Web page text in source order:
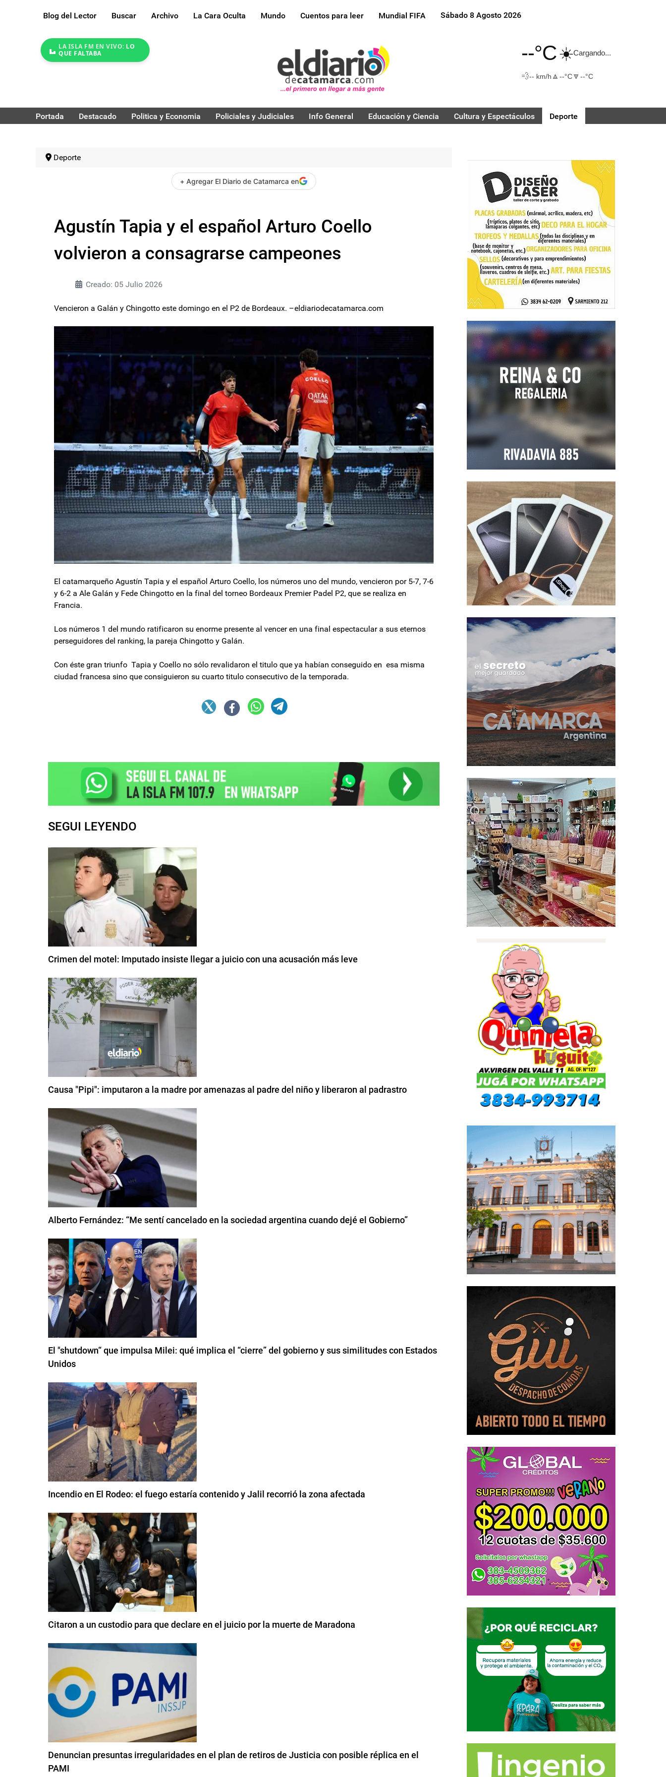
Blog del Lector Buscar Archivo La Cara Oculta Mundo Cuentos para leer Mundial FIFA Sábado 8 Agosto 2026
LA ISLA FM EN VIVO: LO
QUE FALTABA
--°C☀️Cargando...
💨-- km/h 🔼 --°C🔽 --°C
Portada Destacado Politica y Economia Policiales y Judiciales Info General Educación y Ciencia Cultura y Espectáculos Deporte
Deporte
+ Agregar El Diario de Catamarca en
Agustín Tapia y el español Arturo Coello
volvieron a consagrarse campeones
Creado: 05 Julio 2026
Vencieron a Galán y Chingotto este domingo en el P2 de Bordeaux. –eldiariodecatamarca.com
El catamarqueño Agustín Tapia y el español Arturo Coello, los números uno del mundo, vencieron por 5-7, 7-6
y 6-2 a Ale Galán y Fede Chingotto en la final del torneo Bordeaux Premier Padel P2, que se realiza en
Francia.
Los números 1 del mundo ratificaron su enorme presente al vencer en una final espectacular a sus eternos
perseguidores del ranking, la pareja Chingotto y Galán.
Con éste gran triunfo Tapia y Coello no sólo revalidaron el titulo que ya habían conseguido en esa misma
ciudad francesa sino que consiguieron su cuarto titulo consecutivo de la temporada.
SEGUI LEYENDO
Crimen del motel: Imputado insiste llegar a juicio con una acusación más leve
Causa "Pipi": imputaron a la madre por amenazas al padre del niño y liberaron al padrastro
Alberto Fernández: “Me sentí cancelado en la sociedad argentina cuando dejé el Gobierno”
El "shutdown“ que impulsa Milei: qué implica el “cierre” del gobierno y sus similitudes con Estados
Unidos
Incendio en El Rodeo: el fuego estaría contenido y Jalil recorrió la zona afectada
Citaron a un custodio para que declare en el juicio por la muerte de Maradona
Denuncian presuntas irregularidades en el plan de retiros de Justicia con posible réplica en el
PAMI